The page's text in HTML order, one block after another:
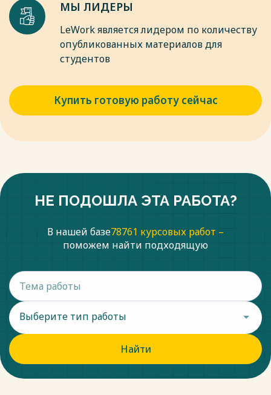
МЫ ЛИДЕРЫ
LeWork является лидером по количеству
опубликованных материалов для
студентов
Купить готовую работу сейчас
НЕ ПОДОШЛА ЭТА РАБОТА?
В нашей базе78761 курсовых работ –
поможем найти подходящую
Выберите тип работы
Найти